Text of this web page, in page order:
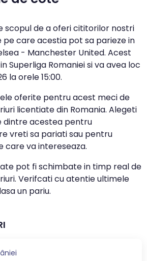
scopul de a oferi cititorilor nostri
care acestia pot sa parieze in
- Manchester United. Acest
Superliga Romaniei si va avea loc
la orele15:00.
oferite pentru acest meci de
licentiate din Romania. Alegeti
dintre acestea pentru
vreti sa pariati sau pentru
care va intereseaza.
pot fi schimbate in timp real de
Verifcati cu atentie ultimele
un pariu.